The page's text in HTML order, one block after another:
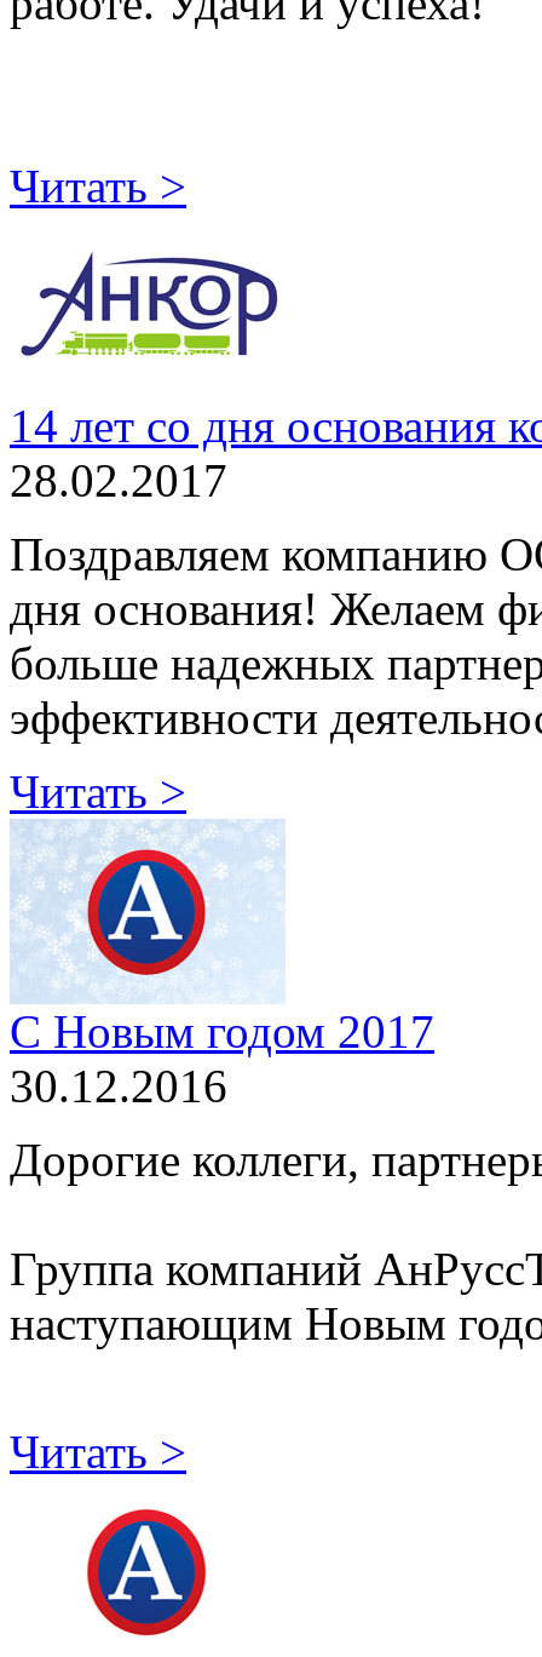
Читать >
14 лет со дня
28.02.2017
Поздравляем компанию
дня основания! Желаем
больше надежных
эффективности
Читать >
С Новым годом 2017
30.12.2016
Дорогие коллеги,
Группа компаний
наступающим Новым
Читать >